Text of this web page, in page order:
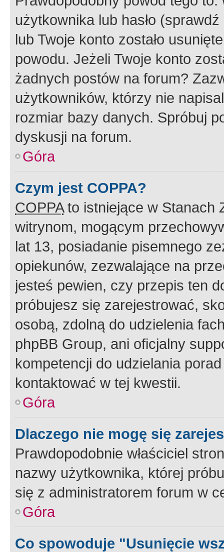
użytkownika lub hasło
lub Twoje konto zostało
powodu. Jeżeli Twoje konto
żadnych postów na forum?
użytkowników, którzy nie
rozmiar bazy danych. Spróbuj
dyskusji na forum.
Góra
Czym jest COPPA?
COPPAto istniejące w Stanach
witrynom, mogącym
lat 13, posiadanie pisemnego
opiekunów, zezwalające na
jesteś pewien, czy przepis ten
próbujesz się zarejestrować,
osobą, zdolną do udzielenia
phpBB Group, ani oficjalny
kompetencji do udzielania
kontaktować w tej kwestii.
Góra
Dlaczego nie mogę się
Prawdopodobnie właściciel
nazwy użytkownika, której
się z administratorem forum w
Góra
Co spowoduje "Usunięcie